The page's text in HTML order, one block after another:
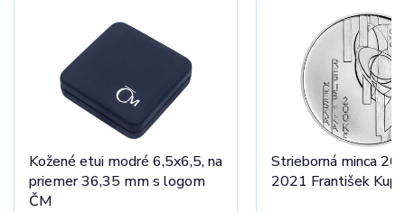
Kožené etui modré 6,5x6,5, na
priemer 36,35 mm s logom
ČM
Strieborná minca
2021 František